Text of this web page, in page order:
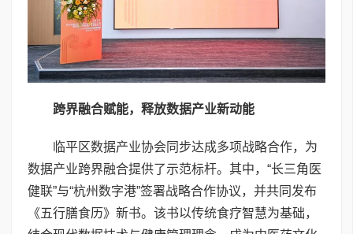
跨界融合赋能，释放数据产业新动能
临平区数据产业协会同步达成多项战略合作，为
数据产业跨界融合提供了示范标杆。其中，“长三角医
健联”与“杭州数字港”签署战略合作协议，并共同发布
《五行膳食历》新书。该书以传统食疗智慧为基础，